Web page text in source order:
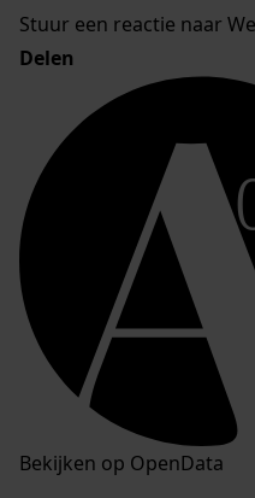
Stuur een reactie naar
Delen
Bekijken op OpenData